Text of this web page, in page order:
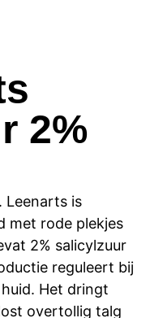
2%
Leenarts is
met rode plekjes
2% salicylzuur
reguleert bij
Het dringt
overtollig talg